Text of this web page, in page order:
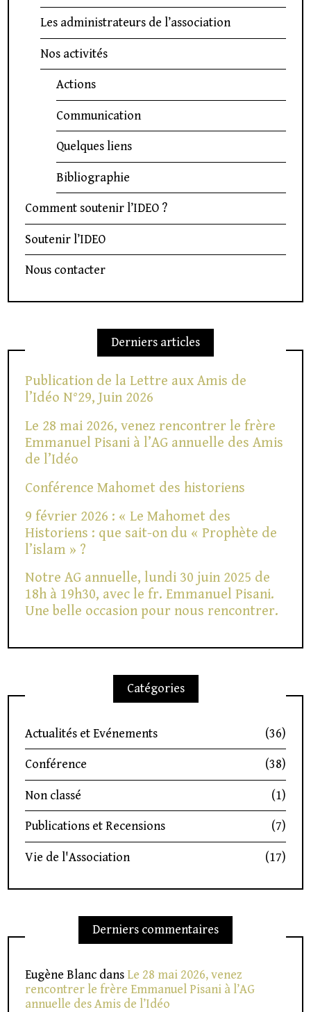
Les administrateurs de l’association
Nos activités
Actions
Communication
Quelques liens
Bibliographie
Comment soutenir l’IDEO ?
Soutenir l’IDEO
Nous contacter
Derniers articles
Publication de la Lettre aux Amis de
l’Idéo N°29, Juin 2026
Le 28 mai 2026, venez rencontrer le frère
Emmanuel Pisani à l’AG annuelle des Amis
de l’Idéo
Conférence Mahomet des historiens
9 février 2026 : « Le Mahomet des
Historiens : que sait-on du « Prophète de
l’islam » ?
Notre AG annuelle, lundi 30 juin 2025 de
18h à 19h30, avec le fr. Emmanuel Pisani.
Une belle occasion pour nous rencontrer.
Catégories
Actualités et Evénements (36)
Conférence (38)
Non classé (1)
Publications et Recensions (7)
Vie de l'Association (17)
Derniers commentaires
Eugène Blancdans Le 28 mai 2026, venez
rencontrer le frère Emmanuel Pisani à l’AG
annuelle des Amis de l’Idéo